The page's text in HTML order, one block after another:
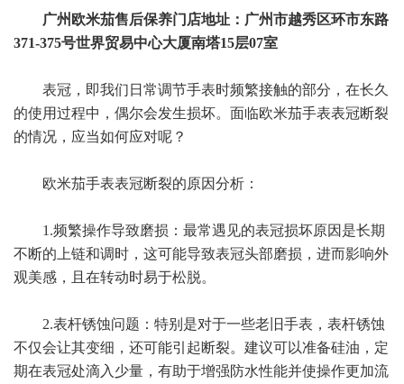
广州欧米茄售后保养门店地址：广州市越秀区环市东路
371-375号世界贸易中心大厦南塔15层07室
表冠，即我们日常调节手表时频繁接触的部分，在长久
的使用过程中，偶尔会发生损坏。面临欧米茄手表表冠断裂
的情况，应当如何应对呢？
欧米茄手表表冠断裂的原因分析：
1.频繁操作导致磨损：最常遇见的表冠损坏原因是长期
不断的上链和调时，这可能导致表冠头部磨损，进而影响外
观美感，且在转动时易于松脱。
2.表杆锈蚀问题：特别是对于一些老旧手表，表杆锈蚀
不仅会让其变细，还可能引起断裂。建议可以准备硅油，定
期在表冠处滴入少量，有助于增强防水性能并使操作更加流